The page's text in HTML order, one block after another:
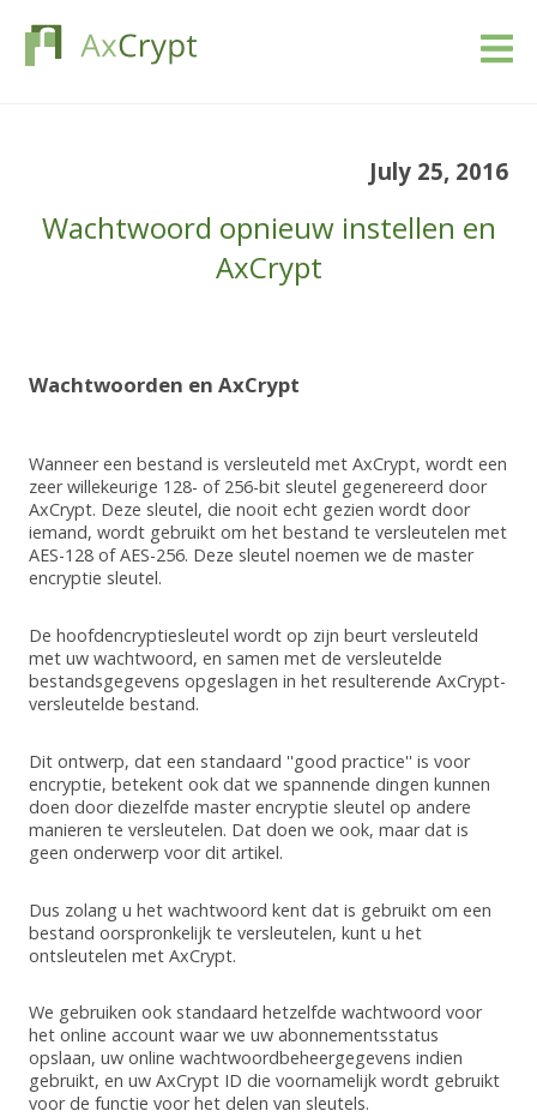
Bronnen
Schrijf in
July 25, 2016
Wachtwoord opnieuw instellen en
AxCrypt
Wachtwoorden en AxCrypt
Wanneer een bestand is versleuteld met AxCrypt, wordt een
zeer willekeurige 128- of 256-bit sleutel gegenereerd door
AxCrypt. Deze sleutel, die nooit echt gezien wordt door
iemand, wordt gebruikt om het bestand te versleutelen met
AES-128 of AES-256. Deze sleutel noemen we de master
encryptie sleutel.
De hoofdencryptiesleutel wordt op zijn beurt versleuteld
met uw wachtwoord, en samen met de versleutelde
bestandsgegevens opgeslagen in het resulterende AxCrypt-
versleutelde bestand.
Dit ontwerp, dat een standaard ''good practice'' is voor
encryptie, betekent ook dat we spannende dingen kunnen
doen door diezelfde master encryptie sleutel op andere
manieren te versleutelen. Dat doen we ook, maar dat is
geen onderwerp voor dit artikel.
Dus zolang u het wachtwoord kent dat is gebruikt om een
bestand oorspronkelijk te versleutelen, kunt u het
ontsleutelen met AxCrypt.
We gebruiken ook standaard hetzelfde wachtwoord voor
het online account waar we uw abonnementsstatus
opslaan, uw online wachtwoordbeheergegevens indien
gebruikt, en uw AxCrypt ID die voornamelijk wordt gebruikt
voor de functie voor het delen van sleutels.